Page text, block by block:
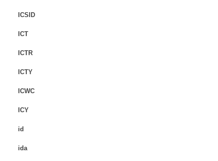
ICSID
ICT
ICTR
ICTY
ICWC
ICY
id
ida